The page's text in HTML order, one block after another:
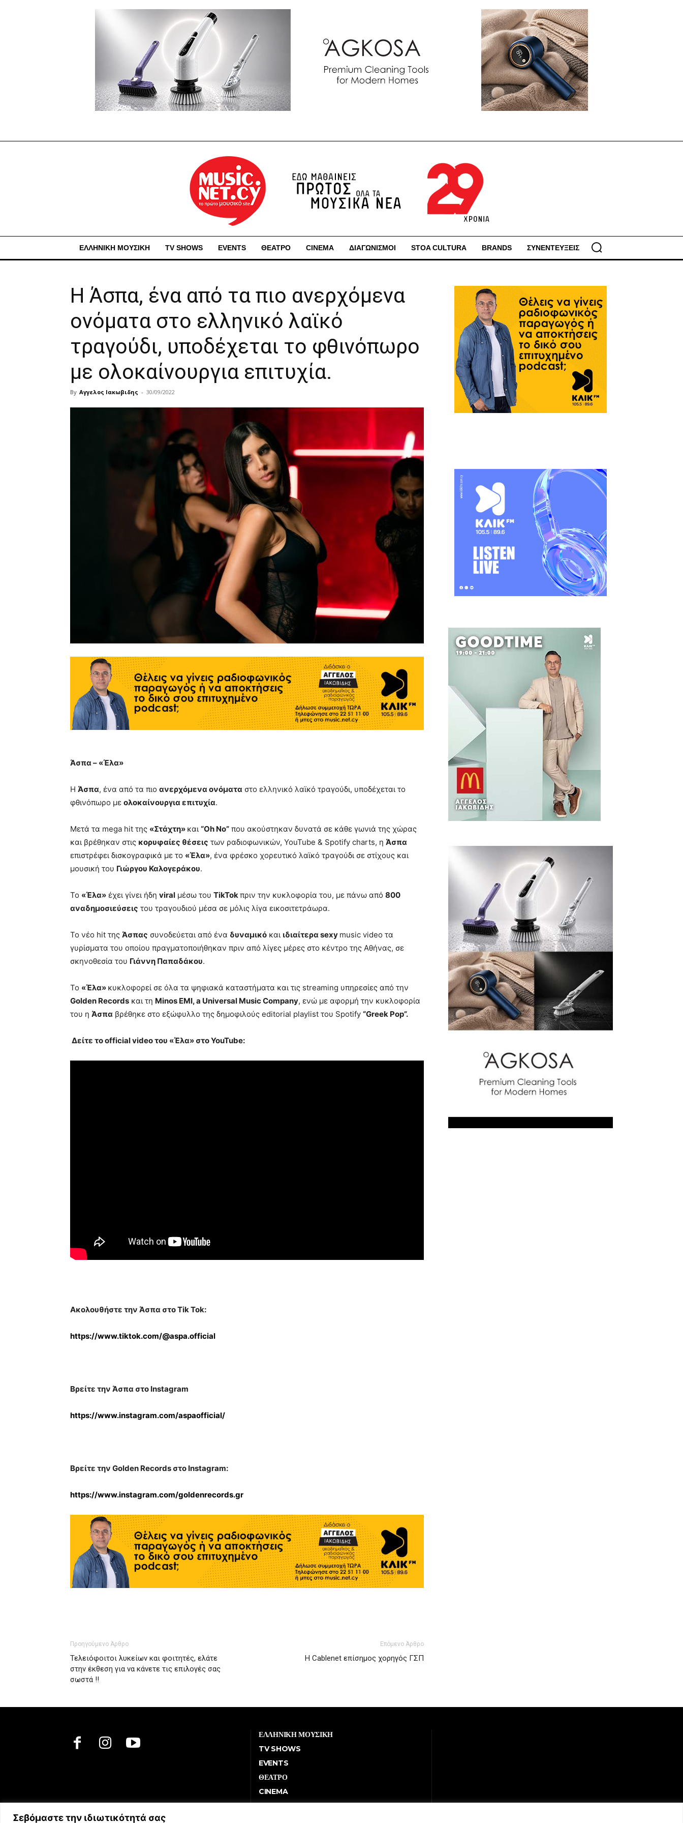
Σεβόμαστε την ιδιωτικότητά σας
ΕΛΛΗΝΙΚΗ ΜΟΥΣΙΚΗ TV SHOWS EVENTS ΘΕΑΤΡΟ CINEMA ΔΙΑΓΩΝΙΣΜΟΙ STOA CULTURA BRANDS ΣΥΝΕΝΤΕΥΞΕΙΣ
Η Άσπα, ένα από τα πιο ανερχόμενα
ονόματα στο ελληνικό λαϊκό
τραγούδι, υποδέχεται το φθινόπωρο
με ολοκαίνουργια επιτυχία.
By Αγγελος Ιακωβιδης - 30/09/2022
Άσπα – «Έλα»
Η Άσπα, ένα από τα πιο ανερχόμενα ονόματα στο ελληνικό λαϊκό τραγούδι, υποδέχεται το
φθινόπωρο με ολοκαίνουργια επιτυχία.
Μετά τα mega hit της «Στάχτη» και “Oh No” που ακούστηκαν δυνατά σε κάθε γωνιά της χώρας
και βρέθηκαν στις κορυφαίες θέσεις των ραδιοφωνικών, YouTube & Spotify charts, η Άσπα
επιστρέφει δισκογραφικά με το «Έλα», ένα φρέσκο χορευτικό λαϊκό τραγούδι σε στίχους και
μουσική του Γιώργου Καλογεράκου.
Το «Έλα» έχει γίνει ήδη viral μέσω του TikTok πριν την κυκλοφορία του, με πάνω από 800
αναδημοσιεύσεις του τραγουδιού μέσα σε μόλις λίγα εικοσιτετράωρα.
Το νέο hit της Άσπας συνοδεύεται από ένα δυναμικό και ιδιαίτερα sexy music video τα
γυρίσματα του οποίου πραγματοποιήθηκαν πριν από λίγες μέρες στο κέντρο της Αθήνας, σε
σκηνοθεσία του Γιάννη Παπαδάκου.
Το «Έλα» κυκλοφορεί σε όλα τα ψηφιακά καταστήματα και τις streaming υπηρεσίες από την
Golden Records και τη Minos EMI,a Universal Music Company, ενώ με αφορμή την κυκλοφορία
του η Άσπα βρέθηκε στο εξώφυλλο της δημοφιλούς editorial playlist του Spotify “Greek Pop”.
Δείτε τοofficial videoτου «Έλα» στοYouTube:
Ακολουθήστε την Άσπα στοTik Tok:
https://www.tiktok.com/@aspa.official
Βρείτε την Άσπα στο Instagram
https://www.instagram.com/aspaofficial/
Βρείτε την Golden Records στο Instagram:
https://www.instagram.com/goldenrecords.gr
Προηγούμενο Άρθρο
Τελειόφοιτοι λυκείων και φοιτητές, ελάτε
στην έκθεση για να κάνετε τις επιλογές σας
σωστά !!
Επόμενο Άρθρο
Η Cablenet επίσημος χορηγός ΓΣΠ
ΕΛΛΗΝΙΚΗ ΜΟΥΣΙΚΗ
TV SHOWS
EVENTS
ΘΕΑΤΡΟ
CINEMA
ΔΙΑΓΩΝΙΣΜΟΙ